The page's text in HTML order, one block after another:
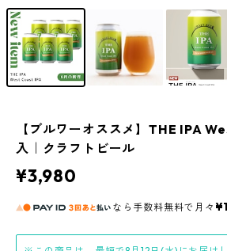
【ブルワーオススメ】THE IPA
入｜クラフトビール
¥3,980
なら 手数料無料で 月々